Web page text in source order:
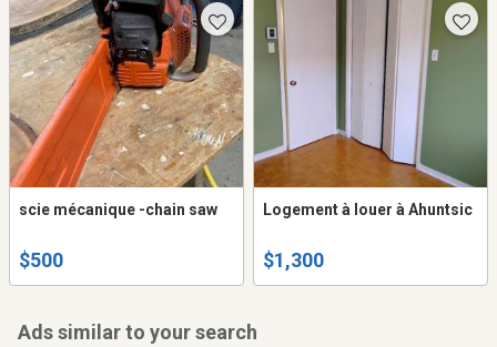
scie mécanique -chain saw
$500
Logement à louer à Ahuntsic
$1,300
Ads similar to your search